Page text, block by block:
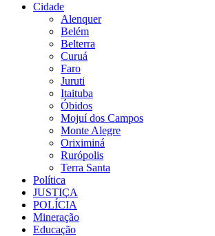
Cidade
Alenquer
Belém
Belterra
Curuá
Faro
Juruti
Itaituba
Óbidos
Mojuí dos Campos
Monte Alegre
Oriximiná
Rurópolis
Terra Santa
Política
JUSTIÇA
POLÍCIA
Mineração
Educação